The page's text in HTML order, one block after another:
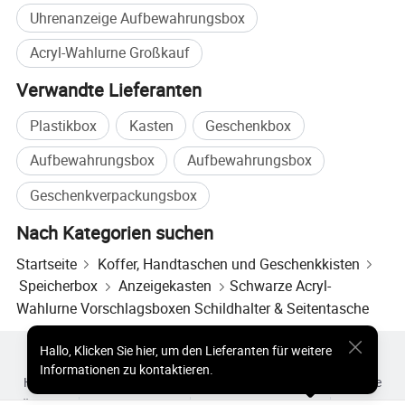
Uhrenanzeige Aufbewahrungsbox
Acryl-Wahlurne Großkauf
Verwandte Lieferanten
Plastikbox Kasten
Geschenkbox
Aufbewahrungsbox
Aufbewahrungsbox
Geschenkverpackungsbox
Nach Kategorien suchen
Startseite
Koffer, Handtaschen und Geschenkkisten
Speicherbox
Anzeigekasten
Schwarze Acryl-
Wahlurne Vorschlagsboxen Schildhalter & Seitentasche
Hallo, Klicken Sie hier, um den Lieferanten für weitere
Informationen zu kontaktieren.
Heiße Produkte
Heiße Produkte Preis
Heiße Großhandelsprodukte
Einblicke